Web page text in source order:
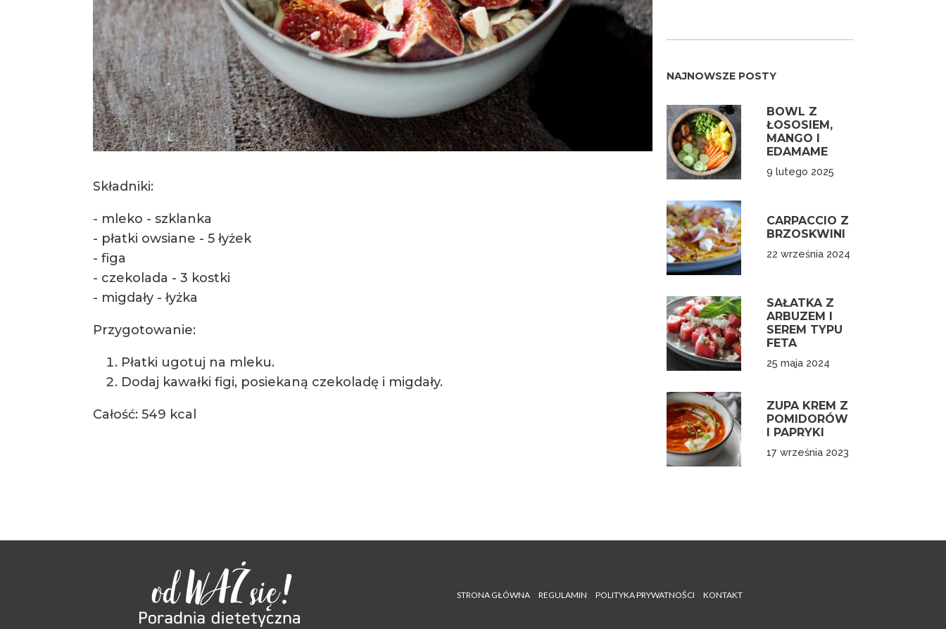
Składniki:
- mleko - szklanka
- płatki owsiane - 5 łyżek
- figa
- czekolada - 3 kostki
- migdały - łyżka
Przygotowanie:
Płatki ugotuj na mleku.
Dodaj kawałki figi, posiekaną czekoladę i migdały.
Całość: 549 kcal
NAJNOWSZE POSTY
BOWL Z
ŁOSOSIEM,
MANGO I
EDAMAME
9 lutego 2025
CARPACCIO Z
BRZOSKWINI
22 września 2024
SAŁATKA Z
ARBUZEM I
SEREM TYPU
FETA
25 maja 2024
ZUPA KREM Z
POMIDORÓW
I PAPRYKI
17 września 2023
STRONA GŁÓWNA REGULAMIN POLITYKA PRYWATNOŚCI KONTAKT